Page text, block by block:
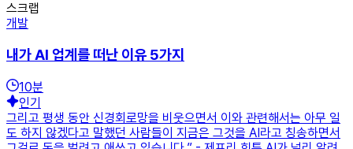
스크랩
개발
내가 AI 업계를 떠난 이유 5가지
10분
인기
그리고 평생 동안 신경회로망을 비웃으면서 이와 관련해서는 아무 일
도 하지 않겠다고 말했던 사람들이 지금은 그것을 AI라고 칭송하면서